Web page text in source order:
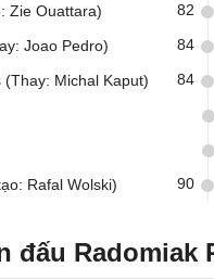
Zie Ouattara) 82
Joao Pedro) 84
(Thay: Michal Kaput) 84
Rafal Wolski) 90
đấu Radomiak